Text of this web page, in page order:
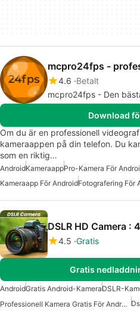
4.6 Betalt
mcpro24fps - Den
Download
Om du är en professionell
kameraappen på din telefon. Du
som en riktig…
AndroidKameraappPro-Kamera För
Kameraapp För AndroidFotografering För
DSLR HD Camera :
4.5 Gratis
Gratis
AndroidGratis Android-KameraDSLR-
Professionell Kamera Gratis För Android